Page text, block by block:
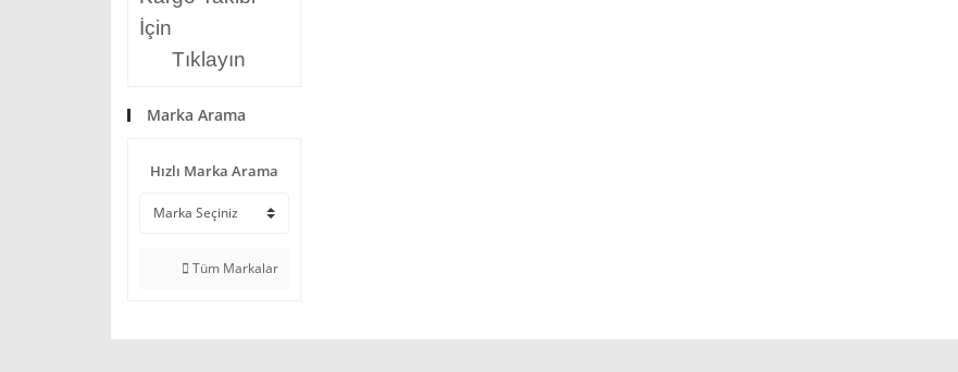
İçin
Tıklayın
Marka Arama
Hızlı Marka Arama
Tüm Markalar